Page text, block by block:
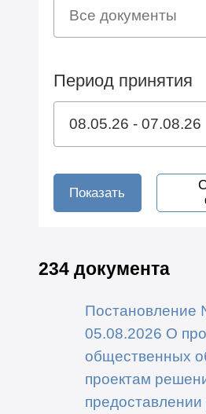
Период принятия
Показать
234 документа
Постановление
05.08.2026 О
общественных
проектам